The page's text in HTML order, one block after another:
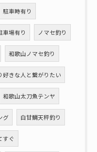
駐車時有り
車場有り ノマセ釣り
和歌山ノマセ釣り
好きな人と繋がりたい
和歌山太刀魚テンヤ
グ 白甘鯛天秤釣り
すぐ